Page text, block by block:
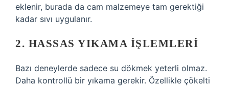
eklenir, burada da cam malzemeye tam gerektiği
kadar sıvı uygulanır.
2. HASSAS YIKAMA İŞLEMLERI
Bazı deneylerde sadece su dökmek yeterli olmaz.
Daha kontrollü bir yıkama gerekir. Özellikle çökelti